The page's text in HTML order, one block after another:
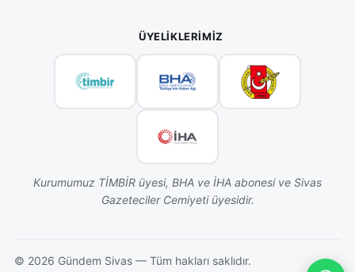
ÜYELIKLERIMIZ
Kurumumuz TİMBİR üyesi, BHA ve İHA abonesi ve Sivas
Gazeteciler Cemiyeti üyesidir.
© 2026 Gündem Sivas — Tüm hakları saklıdır.